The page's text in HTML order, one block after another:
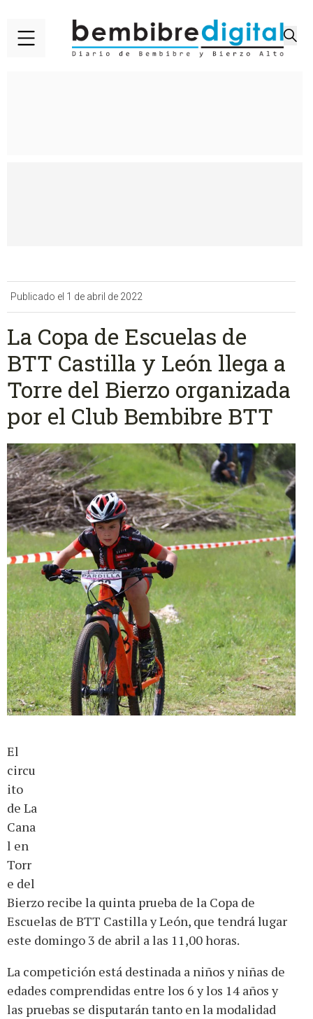
Publicado el 1 de abril de 2022
La Copa de Escuelas de
BTT Castilla y León llega a
Torre del Bierzo organizada
por el Club Bembibre BTT
El
circu
ito
de La
Cana
l en
Torr
e del
Bierzo recibe la quinta prueba de la Copa de
Escuelas de BTT Castilla y León, que tendrá lugar
este domingo 3 de abril a las 11,00 horas.
La competición está destinada a niños y niñas de
edades comprendidas entre los 6 y los 14 años y
las pruebas se disputarán tanto en la modalidad